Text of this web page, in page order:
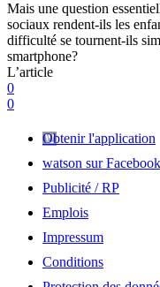
Mais une question
sociaux rendent-ils les
difficulté se tournent-ils
smartphone?
L’article
0
0
Obtenir l'application
watson sur Facebook
Publicité / RP
Emplois
Impressum
Conditions